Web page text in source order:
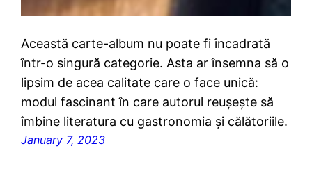
Această carte-album nu poate fi încadrată
într-o singură categorie. Asta ar însemna să o
lipsim de acea calitate care o face unică:
modul fascinant în care autorul reușește să
îmbine literatura cu gastronomia și călătoriile.
January 7, 2023